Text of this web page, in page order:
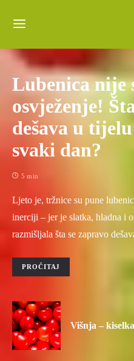
Lubenica nije
osvježenje!
dešava u
svaki dan?
5 min
Ljeto je, tržnice su pune
inerciji – jer je slatka, hladna i
razmišljala šta se zapravo
PROČITAJ
Višnja –